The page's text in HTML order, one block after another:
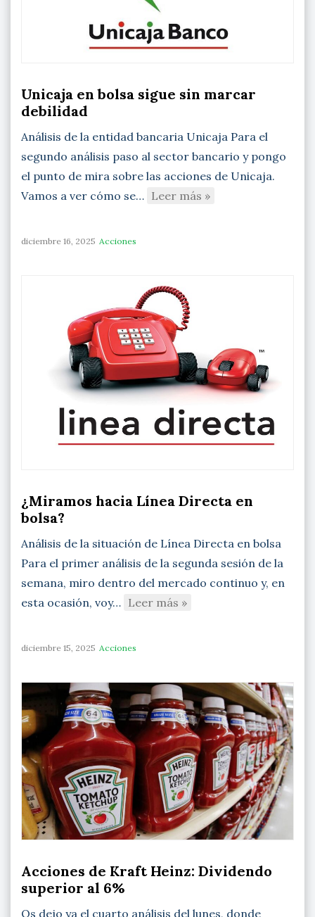
Unicaja en bolsa sigue sin marcar
debilidad
Análisis de la entidad bancaria Unicaja Para el
segundo análisis paso al sector bancario y pongo
el punto de mira sobre las acciones de Unicaja.
Vamos a ver cómo se… Leer más »
diciembre 16, 2025 Acciones
¿Miramos hacia Línea Directa en
bolsa?
Análisis de la situación de Línea Directa en bolsa
Para el primer análisis de la segunda sesión de la
semana, miro dentro del mercado continuo y, en
esta ocasión, voy… Leer más »
diciembre 15, 2025 Acciones
Acciones de Kraft Heinz: Dividendo
superior al 6%
Os dejo ya el cuarto análisis del lunes, donde